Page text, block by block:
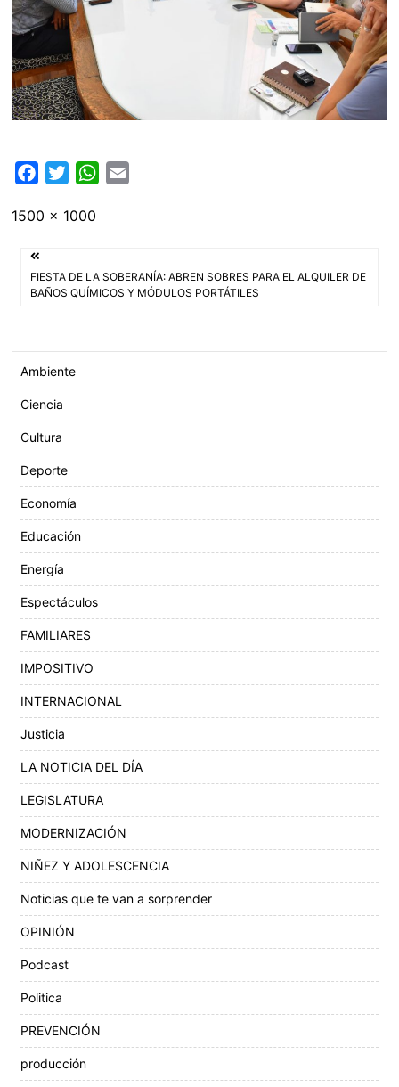
c
b
o
i
e
W
A
Tamaño
1500 × 1000
Navegación
de
FIESTA DE LA SOBERANÍA: ABREN SOBRES PARA EL ALQUILER DE
BAÑOS QUÍMICOS Y MÓDULOS PORTÁTILES
Ambiente
Ciencia
Cultura
Deporte
Economía
Educación
Energía
Espectáculos
FAMILIARES
IMPOSITIVO
INTERNACIONAL
Justicia
LA NOTICIA DEL DÍA
LEGISLATURA
MODERNIZACIÓN
NIÑEZ Y ADOLESCENCIA
Noticias que te van a sorprender
OPINIÓN
Podcast
Politica
PREVENCIÓN
producción